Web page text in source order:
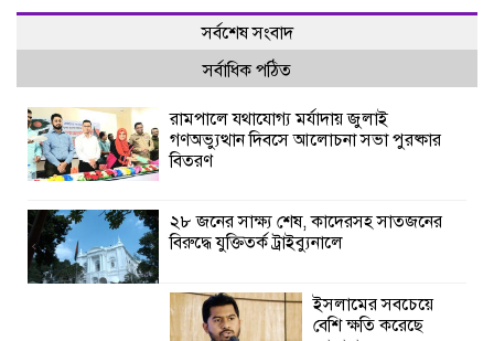
সর্বশেষ সংবাদ
সর্বাধিক পঠিত
রামপালে যথাযোগ্য মর্যাদায় জুলাই
গণঅভ্যুত্থান দিবসে আলোচনা সভা পুরষ্কার
বিতরণ
২৮ জনের সাক্ষ্য শেষ, কাদেরসহ সাতজনের
বিরুদ্ধে যুক্তিতর্ক ট্রাইব্যুনালে
ইসলামের সবচেয়ে
বেশি ক্ষতি করেছে